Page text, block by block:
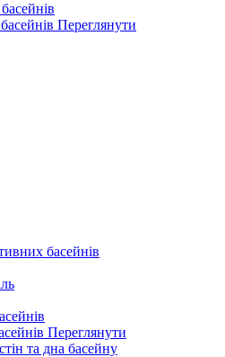
Переглянути
басейнів
Переглянути
та дна басейну